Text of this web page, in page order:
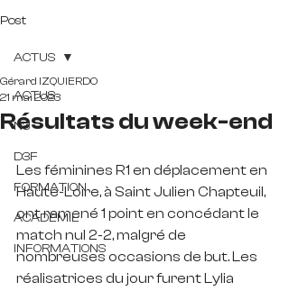
Post
ACTUS
N3
D3F
FORMATION
ACADEMIE
INFORMATIONS
ACTUS
Résultats du week-end
Gérard IZQUIERDO
21 mai 2023
Les féminines R1 en déplacement en
Haute-Loire, à Saint Julien Chapteuil,
ont ramené 1 point en concédant le
match nul 2-2, malgré de
nombreuses occasions de but. Les
réalisatrices du jour furent Lylia